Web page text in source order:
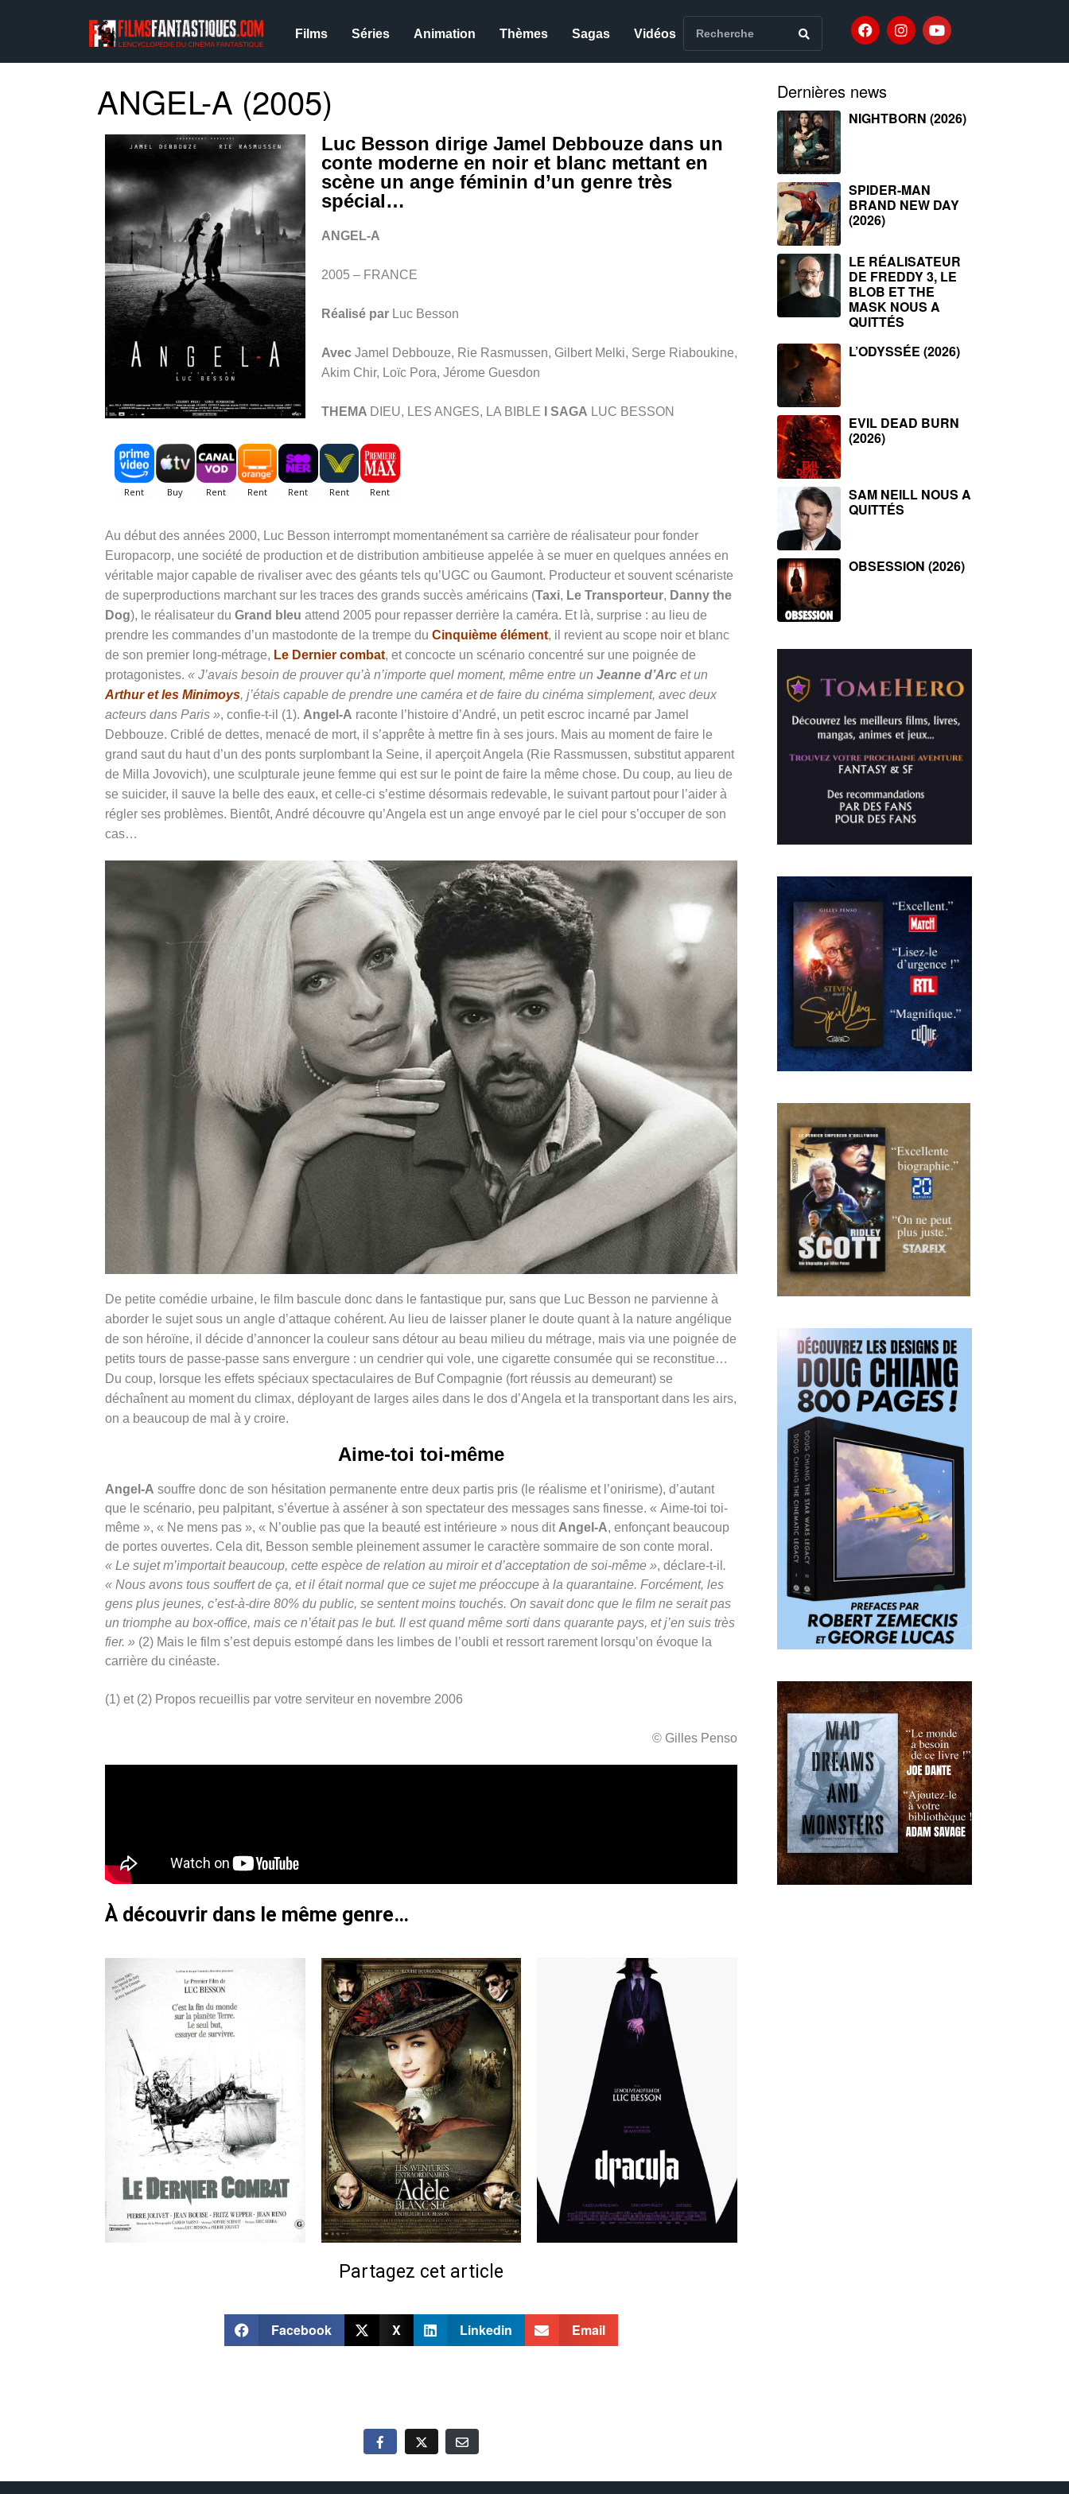
Films Séries Animation Thèmes Sagas Vidéos
ANGEL-A (2005)
Luc Besson dirige Jamel Debbouze dans un
conte moderne en noir et blanc mettant en
scène un ange féminin d’un genre très
spécial…
ANGEL-A
2005 – FRANCE
Réalisé par Luc Besson
Avec Jamel Debbouze, Rie Rasmussen, Gilbert Melki, Serge Riaboukine,
Akim Chir, Loïc Pora, Jérome Guesdon
THEMA DIEU, LES ANGES, LA BIBLE I SAGA LUC BESSON
Au début des années 2000, Luc Besson interrompt momentanément sa carrière de réalisateur pour fonder
Europacorp, une société de production et de distribution ambitieuse appelée à se muer en quelques années en
véritable major capable de rivaliser avec des géants tels qu’UGC ou Gaumont. Producteur et souvent scénariste
de superproductions marchant sur les traces des grands succès américains (Taxi, Le Transporteur, Danny the
Dog), le réalisateur du Grand bleu attend 2005 pour repasser derrière la caméra. Et là, surprise : au lieu de
prendre les commandes d’un mastodonte de la trempe du Cinquième élément, il revient au scope noir et blanc
de son premier long-métrage, Le Dernier combat, et concocte un scénario concentré sur une poignée de
protagonistes. « J’avais besoin de prouver qu’à n’importe quel moment, même entre un Jeanne d’Arc et un
Arthur et les Minimoys, j’étais capable de prendre une caméra et de faire du cinéma simplement, avec deux
acteurs dans Paris », confie-t-il (1). Angel-A raconte l’histoire d’André, un petit escroc incarné par Jamel
Debbouze. Criblé de dettes, menacé de mort, il s’apprête à mettre fin à ses jours. Mais au moment de faire le
grand saut du haut d’un des ponts surplombant la Seine, il aperçoit Angela (Rie Rassmussen, substitut apparent
de Milla Jovovich), une sculpturale jeune femme qui est sur le point de faire la même chose. Du coup, au lieu de
se suicider, il sauve la belle des eaux, et celle-ci s’estime désormais redevable, le suivant partout pour l’aider à
régler ses problèmes. Bientôt, André découvre qu’Angela est un ange envoyé par le ciel pour s’occuper de son
cas…
De petite comédie urbaine, le film bascule donc dans le fantastique pur, sans que Luc Besson ne parvienne à
aborder le sujet sous un angle d’attaque cohérent. Au lieu de laisser planer le doute quant à la nature angélique
de son héroïne, il décide d’annoncer la couleur sans détour au beau milieu du métrage, mais via une poignée de
petits tours de passe-passe sans envergure : un cendrier qui vole, une cigarette consumée qui se reconstitue…
Du coup, lorsque les effets spéciaux spectaculaires de Buf Compagnie (fort réussis au demeurant) se
déchaînent au moment du climax, déployant de larges ailes dans le dos d’Angela et la transportant dans les airs,
on a beaucoup de mal à y croire.
Aime-toi toi-même
Angel-A souffre donc de son hésitation permanente entre deux partis pris (le réalisme et l’onirisme), d’autant
que le scénario, peu palpitant, s’évertue à asséner à son spectateur des messages sans finesse. « Aime-toi toi-
même », « Ne mens pas », « N’oublie pas que la beauté est intérieure » nous dit Angel-A, enfonçant beaucoup
de portes ouvertes. Cela dit, Besson semble pleinement assumer le caractère sommaire de son conte moral.
« Le sujet m’importait beaucoup, cette espèce de relation au miroir et d’acceptation de soi-même », déclare-t-il .
« Nous avons tous souffert de ça, et il était normal que ce sujet me préoccupe à la quarantaine. Forcément, les
gens plus jeunes, c’est-à-dire 80% du public, se sentent moins touchés. On savait donc que le film ne serait pas
un triomphe au box-office, mais ce n’était pas le but. Il est quand même sorti dans quarante pays, et j’en suis très
fier. » (2) Mais le film s’est depuis estompé dans les limbes de l’oubli et ressort rarement lorsqu’on évoque la
carrière du cinéaste.
(1) et (2) Propos recueillis par votre serviteur en novembre 2006
© Gilles Penso
À découvrir dans le même genre…
Partagez cet article
Facebook X Linkedin Email
Dernières news
NIGHTBORN (2026)
SPIDER-MAN
BRAND NEW DAY
(2026)
LE RÉALISATEUR
DE FREDDY 3, LE
BLOB ET THE
MASK NOUS A
QUITTÉS
L’ODYSSÉE (2026)
EVIL DEAD BURN
(2026)
SAM NEILL NOUS A
QUITTÉS
OBSESSION (2026)